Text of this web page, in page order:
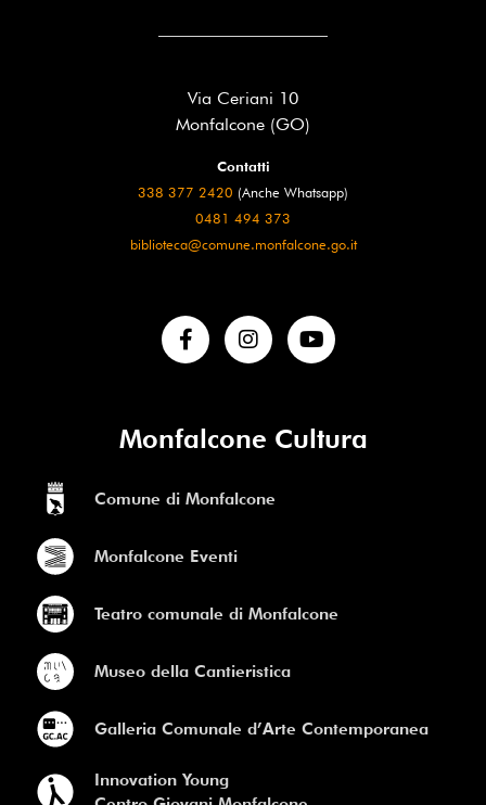
Via Ceriani 10
Monfalcone (GO)
Contatti
338 377 2420 (Anche Whatsapp)
0481 494 373
biblioteca@comune.monfalcone.go.it
Monfalcone Cultura
Comune di Monfalcone
Monfalcone Eventi
Teatro comunale di Monfalcone
Museo della Cantieristica
Galleria Comunale d’Arte Contemporanea
Innovation Young